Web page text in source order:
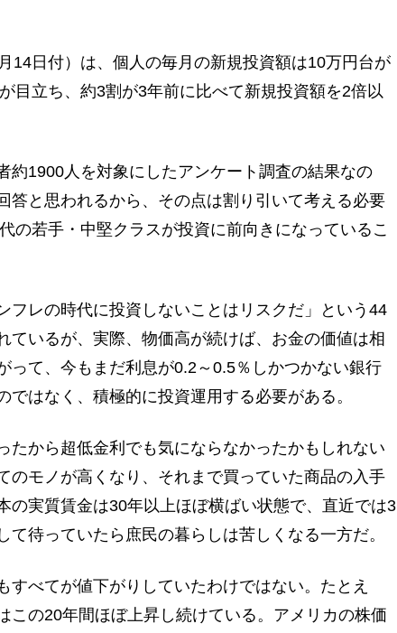
14日付）は、個人の毎月の新規投資額は10万円台が
目立ち、約3割が3年前に比べて新規投資額を2倍以
1900人を対象にしたアンケート調査の結果なの
答と思われるから、その点は割り引いて考える必要
の若手・中堅クラスが投資に前向きになっているこ
レの時代に投資しないことはリスクだ」という44
ているが、実際、物価高が続けば、お金の価値は相
って、今もまだ利息が0.2～0.5％しかつかない銀行
ではなく、積極的に投資運用する必要がある。
から超低金利でも気にならなかったかもしれない
のモノが高くなり、それまで買っていた商品の入手
の実質賃金は30年以上ほぼ横ばい状態で、直近では3
て待っていたら庶民の暮らしは苦しくなる一方だ。
べてが値下がりしていたわけではない。たとえ
この20年間ほぼ上昇し続けている。アメリカの株価